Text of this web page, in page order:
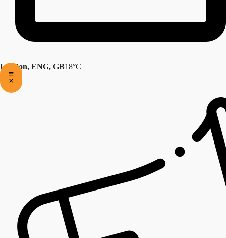
London, ENG, GB18°C